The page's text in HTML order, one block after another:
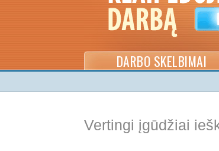
DARBO SKELBIMAI
Vertingi įgūdžiai